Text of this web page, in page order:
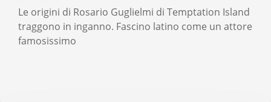
Le origini di Rosario Guglielmi di Temptation Island
traggono in inganno. Fascino latino come un attore
famosissimo